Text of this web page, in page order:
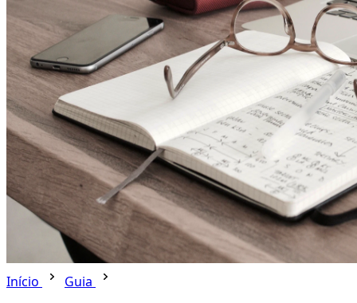
Início Guia